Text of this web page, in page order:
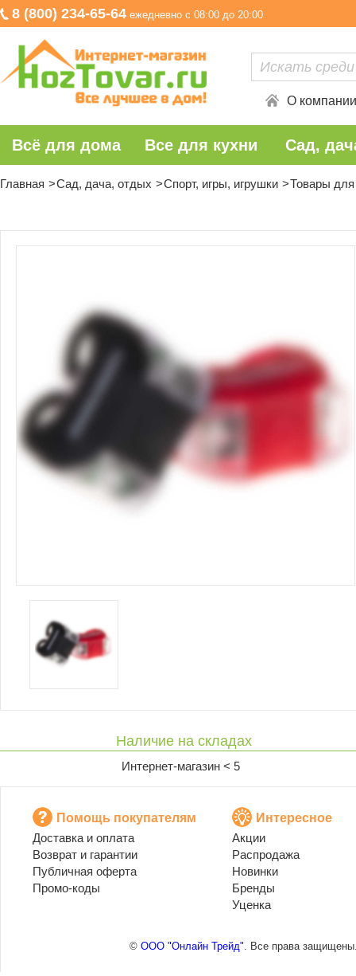
8 (800) 234-65-64 ежедневно с 08:00 до 20:00
О компании
Всё для дома Все для кухни Сад,
Главная Сад, дача, отдых Спорт, игры, игрушки Товары для
Наличие на складах
Интернет-магазин < 5
Помощь покупателям
Доставка и оплата
Возврат и гарантии
Публичная оферта
Промо-коды
Интересное
Акции
Распродажа
Новинки
Бренды
Уценка
© ООО "Онлайн Трейд". Все права